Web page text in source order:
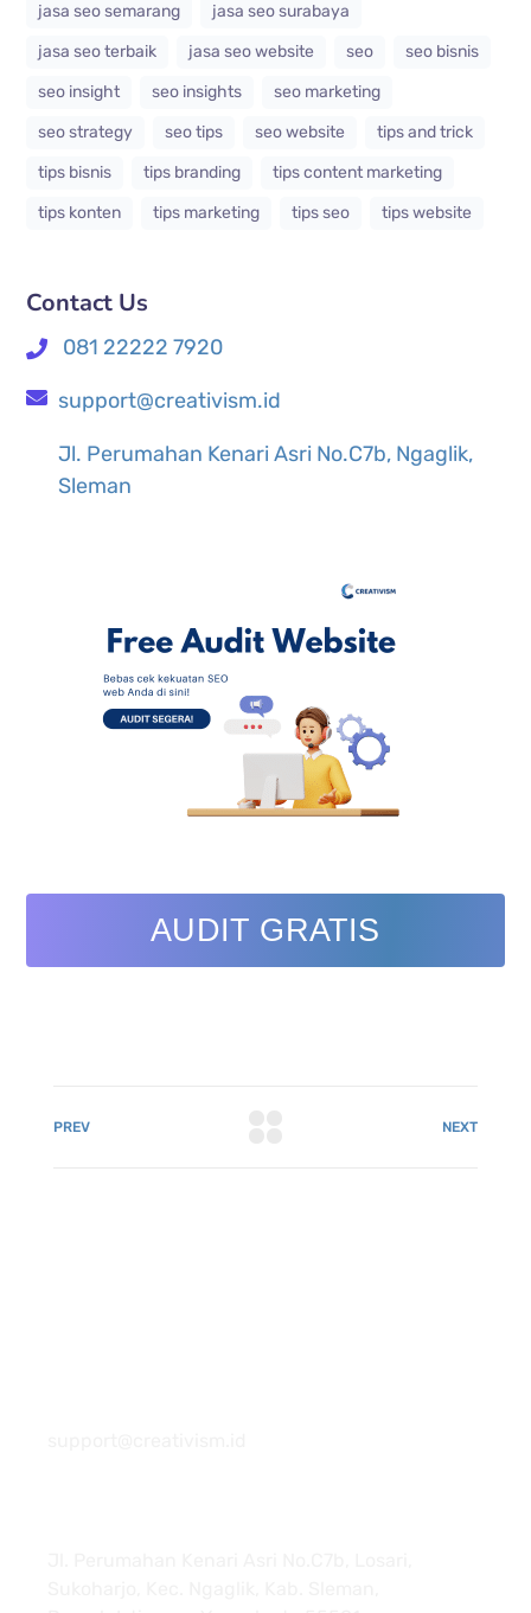
jasa seo semarang
jasa seo surabaya
jasa seo terbaik
jasa seo website seo
seo bisnis
seo insight
seo insights
seo marketing
seo strategy
seo tips seo website
tips and trick
tips bisnis
tips branding
tips content marketing
tips konten
tips marketing tips seo tips website
Contact Us
081 22222 7920
support@creativism.id
Jl. Perumahan Kenari Asri No.C7b, Ngaglik,
Sleman
AUDIT GRATIS
PREV NEXT